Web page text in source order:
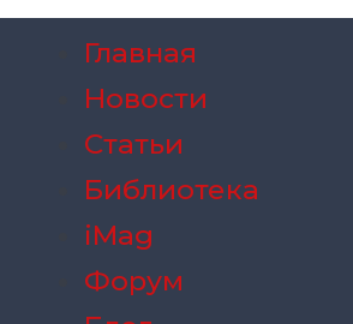
Главная
Новости
Статьи
Библиотека
iMag
Форум